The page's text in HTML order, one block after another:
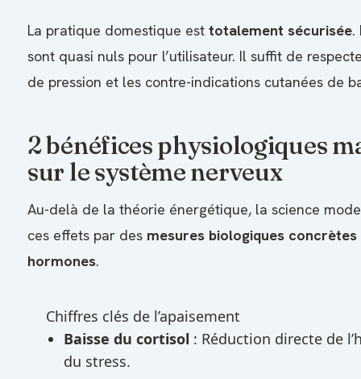
La pratique domestique est totalement sécurisée.
sont quasi nuls pour l’utilisateur. Il suffit de
de pression et les contre-indications cutanées de
2 bénéfices physiologiques
sur le système nerveux
Au-delà de la théorie énergétique, la science
ces effets par des mesures biologiques
hormones.
Chiffres clés de l’apaisement
Baisse du cortisol : Réduction directe de
du stress.